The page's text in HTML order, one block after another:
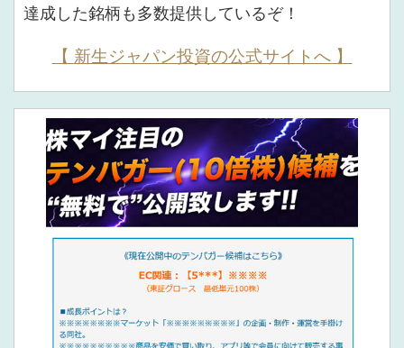
達成した銘柄も多数提供しているぞ！
【 新生ジャパン投資の公式サイトへ 】